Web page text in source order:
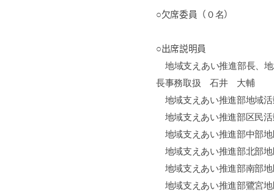
○欠席委員（ ０名）
○出席説明員
地域支えあい推進部長、
長事務取扱 石井 大輔
地域支えあい推進部地域
地域支えあい推進部区民
地域支えあい推進部中部
地域支えあい推進部北部
地域支えあい推進部南部
地域支えあい推進部鷺宮